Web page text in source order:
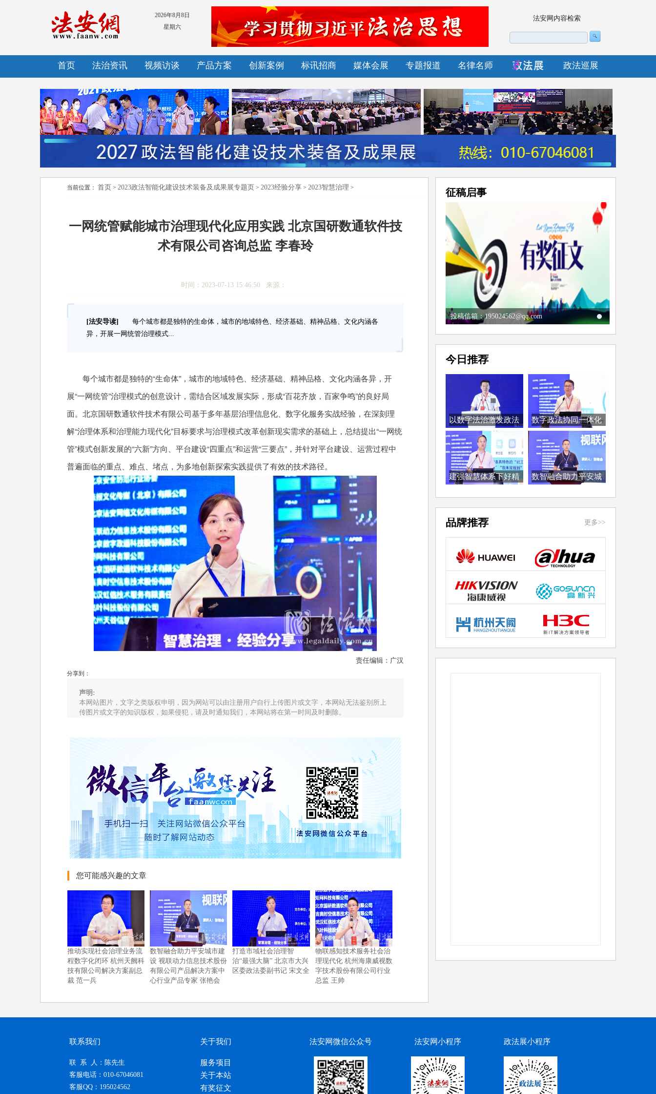
2026年8月8日
星期六
法安网内容检索
首页 法治资讯 视频访谈 产品方案 创新案例 标讯招商 媒体会展 专题报道 名律名师 政法巡展
当前位置： 首页 > 2023政法智能化建设技术装备及成果展专题页 > 2023经验分享 > 2023智慧治理 >
一网统管赋能城市治理现代化应用实践 北京国研数通软件技
术有限公司咨询总监 李春玲
时间：2023-07-13 15:46:50 来源：
[法安导读]
每个城市都是独特的生命体，城市的地域特色、经济基础、精神品格、文化内涵各
异，开展一网统管治理模式...
每个城市都是独特的“生命体”，城市的地域特色、经济基础、精神品格、文化内涵各异，开
展“一网统管”治理模式的创意设计，需结合区域发展实际，形成“百花齐放，百家争鸣”的良好局
面。北京国研数通软件技术有限公司基于多年基层治理信息化、数字化服务实战经验，在深刻理
解“治理体系和治理能力现代化”目标要求与治理模式改革创新现实需求的基础上，总结提出“一网统
管”模式创新发展的“六新”方向、平台建设“四重点”和运营“三要点”，并针对平台建设、运营过程中
普遍面临的重点、难点、堵点，为多地创新探索实践提供了有效的技术路径。
责任编辑：广汉
分享到：
声明:
本网站图片，文字之类版权申明，因为网站可以由注册用户自行上传图片或文字，本网站无法鉴别所上
传图片或文字的知识版权，如果侵犯，请及时通知我们，本网站将在第一时间及时删除。
您可能感兴趣的文章
推动实现社会治理业务流
程数字化闭环 杭州天阙科
技有限公司解决方案副总
裁 范一兵
数智融合助力平安城市建
设 视联动力信息技术股份
有限公司产品解决方案中
心行业产品专家 张艳会
打造市域社会治理智
治“最强大脑” 北京市大兴
区委政法委副书记 宋文全
物联感知技术服务社会治
理现代化 杭州海康威视数
字技术股份有限公司行业
总监 王帅
征稿启事
投稿信箱：195024562@qq.com
今日推荐
以数字法治激发政法
工...
数字政法协同一体化
取...
建强智慧体系下好精
数智融合助力平安城
品牌推荐 更多>>
联系我们
联 系 人：陈先生
客服电话：010-67046081
客服QQ：195024562
关于我们
服务项目
关于本站
有奖征文
法安网微信公众号 法安网小程序 政法展小程序